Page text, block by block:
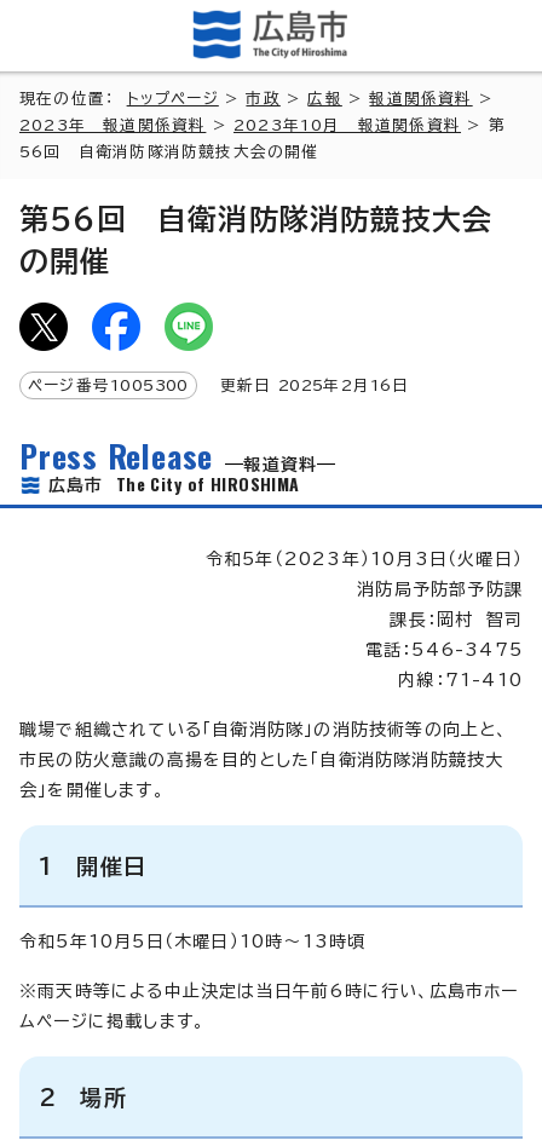
現在の位置： トップページ >市政 >広報 >報道関係資料
>
2023年 報道関係資料
> 2023年10月 報道関係資料
> 第
56回 自衛消防隊消防競技大会の開催
第56回 自衛消防隊消防競技大会
の開催
ページ番号 1005300 更新日 2025年2月 16 日
Press Release
報道資料
広島市 The City of HIROSHIMA
令和5年（2023年）10月3日（火曜日）
消防局予防部予防課
課長：岡村 智司
電話：546-3475
内線：71-410
職場で組織されている「自衛消防隊」の消防技術等の向上と、
市民の防火意識の高揚を目的とした「自衛消防隊消防競技大
会」を開催します。
1 開催日
令和5年10月5日（木曜日）10時～13時頃
※雨天時等による中止決定は当日午前6時に行い、広島市ホー
ムページに掲載します。
2 場所